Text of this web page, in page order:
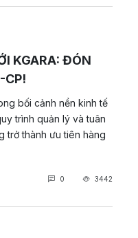
KGARA: ĐÓN
bối cảnh nền kinh tế
trình quản lý và tuân
trở thành ưu tiên hàng
0 3442